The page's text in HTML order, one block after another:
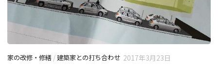
家の改修・修繕 /建築家との打ち合わせ 2017年3月23日